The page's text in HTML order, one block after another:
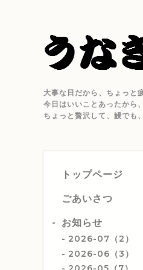
大事な日だから、ちょっと
今日はいいことあったから、
ちょっと贅沢して、鰻でも
トップページ
ごあいさつ
お知らせ
2026-07（2）
2026-06（3）